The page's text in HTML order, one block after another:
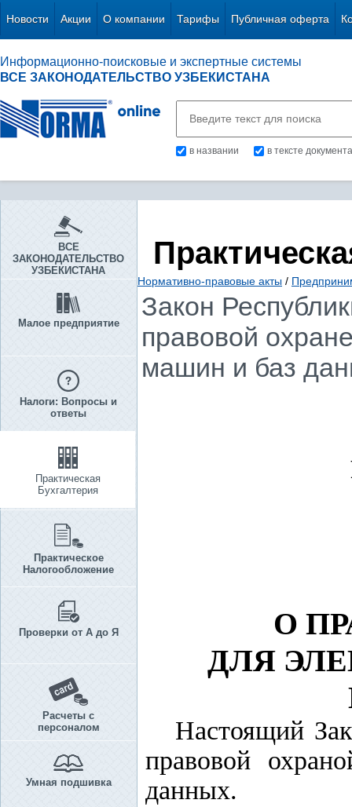
Новости Акции О компании Тарифы Публичная оферта
Информационно-поисковые и экспертные системы
ВСЕ ЗАКОНОДАТЕЛЬСТВО УЗБЕКИСТАНА
в названии в тексте документа
ВСЕ
ЗАКОНОДАТЕЛЬСТВО
УЗБЕКИСТАНА
Малое предприятие
Налоги: Вопросы и
ответы
Практическая
Бухгалтерия
Практическое
Налогообложение
Проверки от А до Я
Расчеты с
персоналом
Умная подшивка
Нормативно-правовые акты /
Закон
правовой
машин и баз
О
ДЛЯ
Настоящий
правовой
данных.